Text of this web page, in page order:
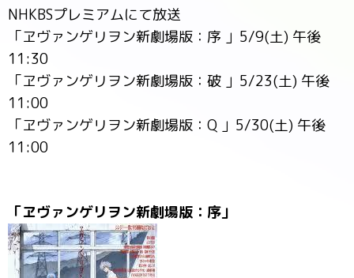
NHKBSプレミアムにて放送
「ヱヴァンゲリヲン新劇場版：序 」5/9(土) 午後
11:30
「ヱヴァンゲリヲン新劇場版：破 」5/23(土) 午後
11:00
「ヱヴァンゲリヲン新劇場版：Q 」5/30(土) 午後
11:00
「ヱヴァンゲリヲン新劇場版：序」